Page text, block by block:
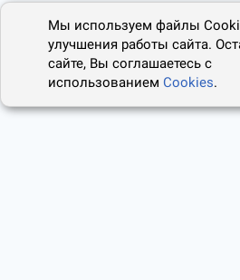
Мы используем файлы
улучшения работы сайта.
сайте, Вы соглашаетесь с
использованиемCookies.